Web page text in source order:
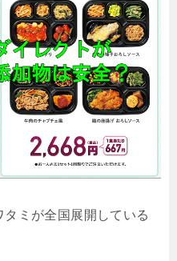
ミが全国展開している